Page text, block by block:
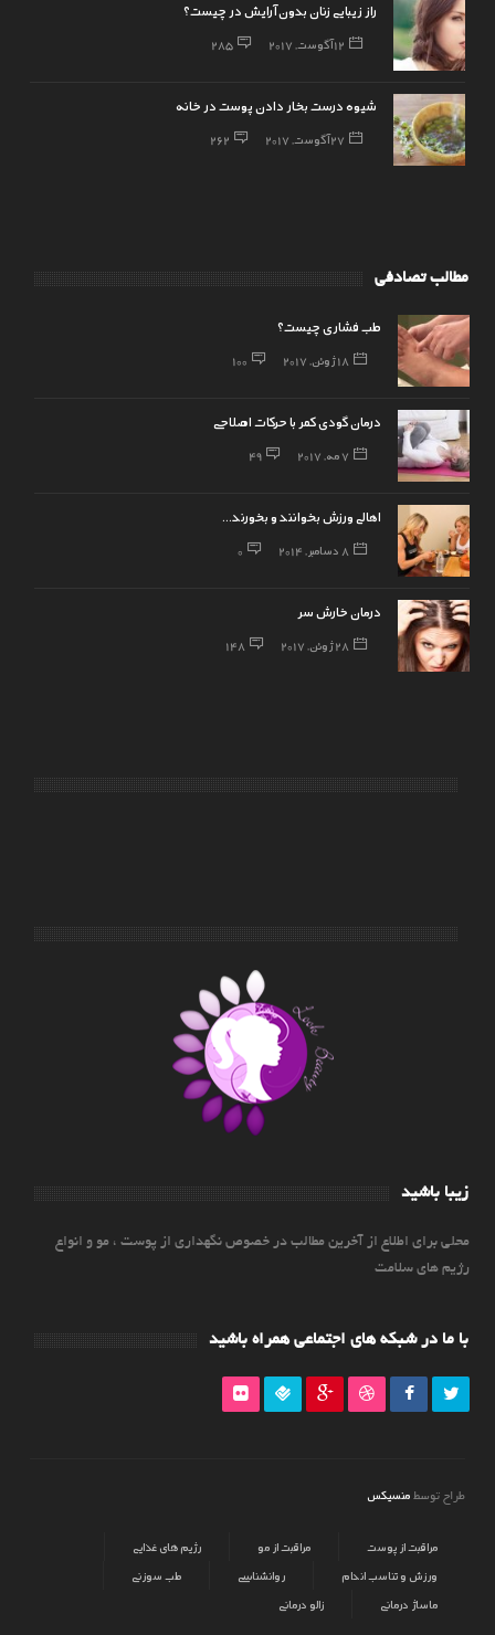
راز زیبایی زنان بدون آرایش در چیست؟
12 آگوست, 2017 285
شیوه درست بخار دادن پوست در خانه
27 آگوست, 2017 262
مطالب تصادفی
طب فشاری چیست؟
18 ژوئن, 2017 100
درمان گودی کمر با حرکات اصلاحی
7 مه, 2017 49
اهالی ورزش بخوانند و بخورند…
8 دسامبر, 2014 0
درمان خارش سر
28 ژوئن, 2017 148
زیبا باشید
محلی برای اطلاع از آخرین مطالب در خصوص نگهداری از پوست ، مو و انواع
رژیم های سلامت
با ما در شبکه های اجتماعی همراه باشید
طراح توسط منسیکس
مراقبت از پوست مراقبت از مو
رژیم های غذایی
ورزش و تناسب اندام
روانشناسی
طب سوزنی
ماساژ درمانی
زالو درمانی